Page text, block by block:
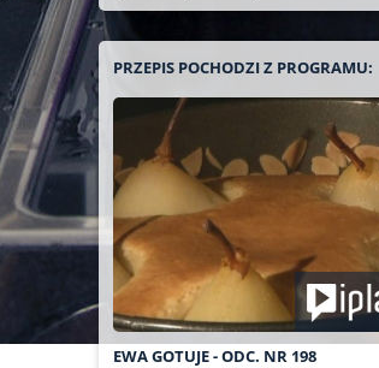
PRZEPIS POCHODZI Z PROGRAMU:
EWA GOTUJE - ODC. NR 198